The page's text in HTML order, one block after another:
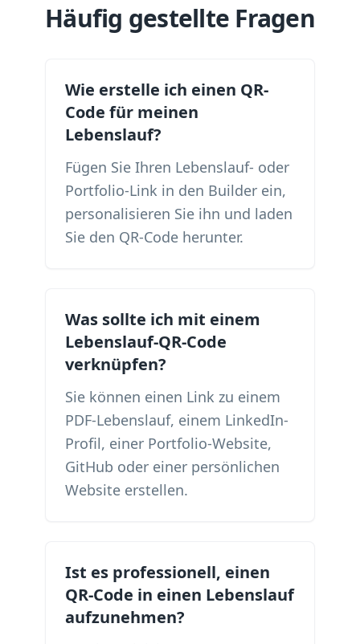
Häufig gestellte Fragen
Wie erstelle ich einen QR-
Code für meinen
Lebenslauf?
Fügen Sie Ihren Lebenslauf- oder
Portfolio-Link in den Builder ein,
personalisieren Sie ihn und laden
Sie den QR-Code herunter.
Was sollte ich mit einem
Lebenslauf-QR-Code
verknüpfen?
Sie können einen Link zu einem
PDF-Lebenslauf, einem LinkedIn-
Profil, einer Portfolio-Website,
GitHub oder einer persönlichen
Website erstellen.
Ist es professionell, einen
QR-Code in einen Lebenslauf
aufzunehmen?